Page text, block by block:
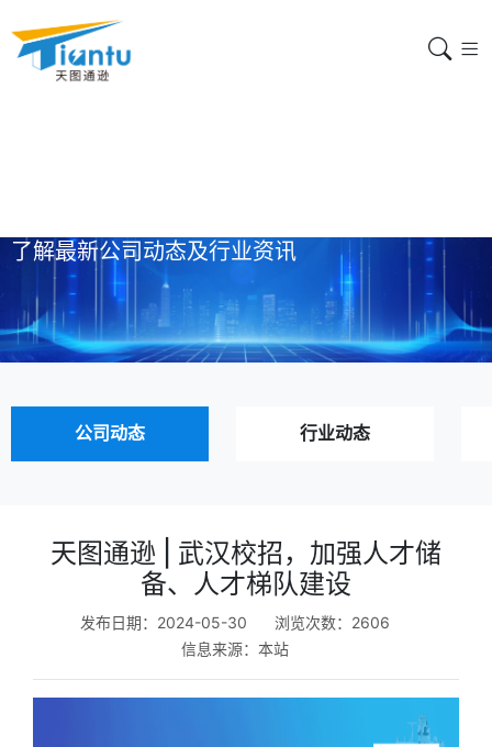
了解最新公司动态及行业资讯
公司动态 行业动态
天图通逊 | 武汉校招，加强人才储
备、人才梯队建设
发布日期：2024-05-30
浏览次数：2606
信息来源： 本站